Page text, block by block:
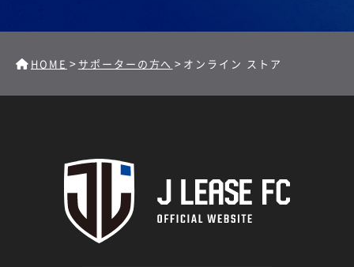
HOME > サポーターの方へ > オンライン ストア